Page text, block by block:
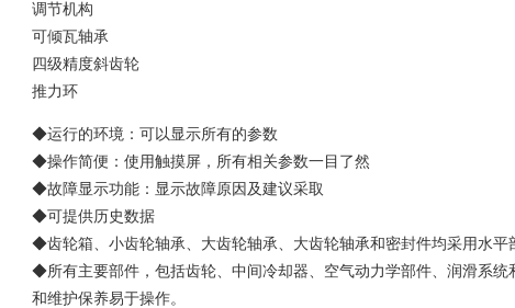
调节机构
可倾瓦轴承
四级精度斜齿轮
推力环
◆运行的环境：可以显示所有的参数
◆操作简便：使用触摸屏，所有相关参数一目了然
◆故障显示功能：显示故障原因及建议采取
◆可提供历史数据
◆齿轮箱、小齿轮轴承、大齿轮轴承、大齿轮轴承和密封件均采用水平
◆所有主要部件，包括齿轮、中间冷却器、空气动力学部件、润滑系
和维护保养易于操作。